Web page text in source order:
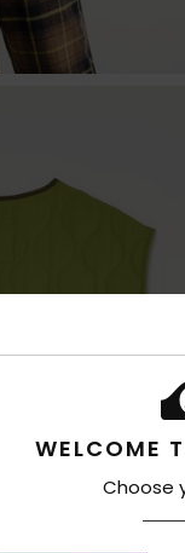
WELCOME
Choose